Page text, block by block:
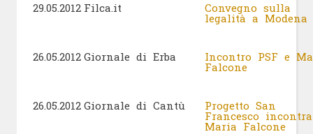
29.05.2012 Filca.it Convegno sulla
legalità a Modena
26.05.2012 Giornale di Erba Incontro PSF e
Falcone
26.05.2012 Giornale di Cantù Progetto San
Francesco incontra
Maria Falcone